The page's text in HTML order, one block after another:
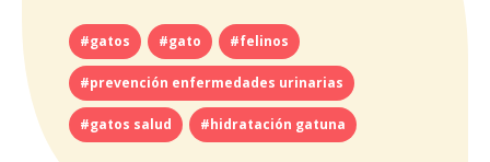
#gatos #gato #felinos
#prevención enfermedades urinarias
#gatos salud #hidratación gatuna